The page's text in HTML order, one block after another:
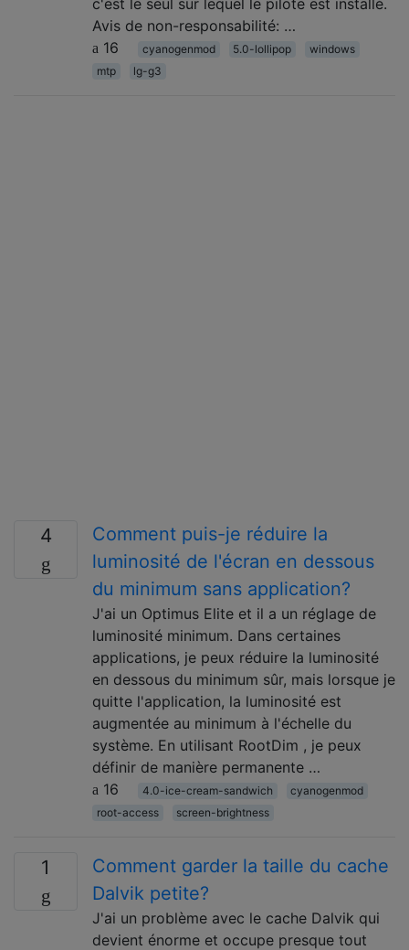
Avis de non-responsabilité: …
16
cyanogenmod 5.0-lollipop
windows
mtp
lg-g3
4
Comment puis-je réduire la
luminosité de l'écran en dessous
du minimum sans application?
J'ai un Optimus Elite et il a un réglage de
luminosité minimum. Dans certaines
applications, je peux réduire la luminosité
en dessous du minimum sûr, mais lorsque je
quitte l'application, la luminosité est
augmentée au minimum à l'échelle du
système. En utilisant RootDim , je peux
définir de manière permanente …
16
4.0-ice-cream-sandwich
cyanogenmod
root-access
screen-brightness
1
Comment garder la taille du cache
Dalvik petite?
J'ai un problème avec le cache Dalvik qui
devient énorme et occupe presque tout